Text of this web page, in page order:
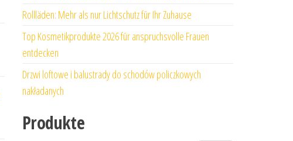
Rollläden: Mehr als nur Lichtschutz für Ihr Zuhause
Top Kosmetikprodukte 2026 für anspruchsvolle Frauen
entdecken
Drzwi loftowe i balustrady do schodów policzkowych
nakładanych
Produkte